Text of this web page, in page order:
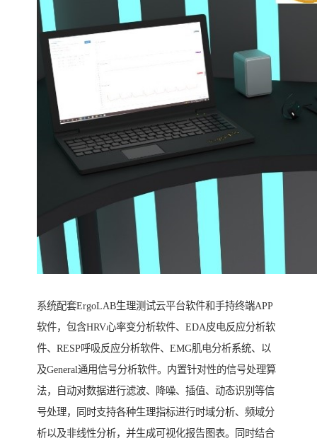
系统配套ErgoLAB生理测试云平台软件和手持终端APP
软件，包含HRV心率变分析软件、EDA皮电反应分析软
件、RESP呼吸反应分析软件、EMG肌电分析系统、以
及General通用信号分析软件。内置针对性的信号处理算
法，自动对数据进行滤波、降噪、插值、动态识别等信
号处理，同时支持各种生理指标进行时域分析、频域分
析以及非线性分析，并生成可视化报告图表。同时结合